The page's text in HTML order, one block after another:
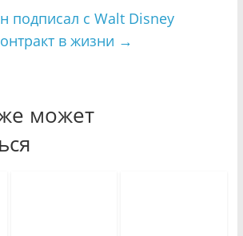
подписал с Walt Disney
в жизни →
может